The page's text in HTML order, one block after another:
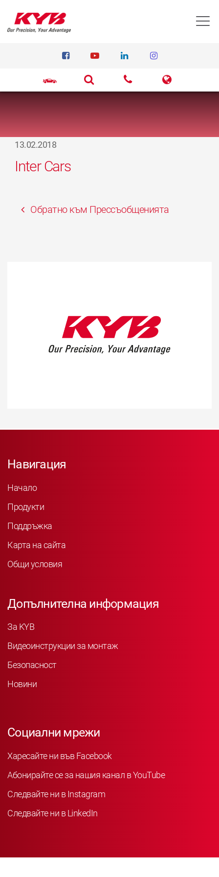
13.02.2018
Inter Cars
Обратно към Прессъобщенията
Навигация
Начало
Продукти
Поддръжка
Карта на сайта
Общи условия
Допълнителна информация
За KYB
Видеоинструкции за монтаж
Безопасност
Новини
Социални мрежи
Харесайте ни във Facebook
Абонирайте се за нашия канал в YouTube
Следвайте ни в Instagram
Следвайте ни в LinkedIn